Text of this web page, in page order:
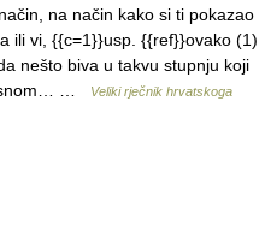
na način kako si ti pokazao
ili vi, {{c=1}}usp. {{ref}}ovako (1)
nešto biva u takvu stupnju koji
…
Veliki rječnik hrvatskoga